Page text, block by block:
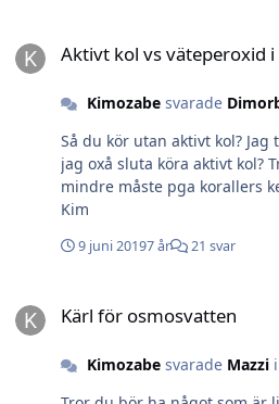
Aktivt kol vs väteperoxid
Kimozabesvarade
Så du kör utan aktivt kol? Jag
jag oxå sluta köra aktivt kol? Trodde det var ett mer eller
mindre måste pga korallers
Kim
9 juni 20197 år 21 svar
Kärl för osmosvatten
Kimozabesvarade Mazzii